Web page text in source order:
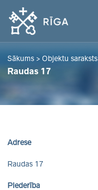
Sākums > Objektu saraksts
Raudas 17
Adrese
Raudas 17
Piederība